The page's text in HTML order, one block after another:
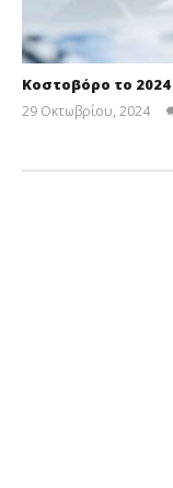
Κοστοβόρο το
29 Οκτωβρίου, 2024